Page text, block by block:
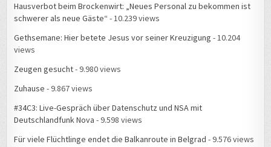
Hausverbot beim Brockenwirt: „Neues Personal zu bekommen ist
schwerer als neue Gäste“ - 10.239 views
Gethsemane: Hier betete Jesus vor seiner Kreuzigung - 10.204
views
Zeugen gesucht- 9.980 views
Zuhause - 9.867 views
#34C3: Live-Gespräch über Datenschutz und NSA mit
Deutschlandfunk Nova - 9.598 views
Für viele Flüchtlinge endet die Balkanroute in Belgrad - 9.576 views